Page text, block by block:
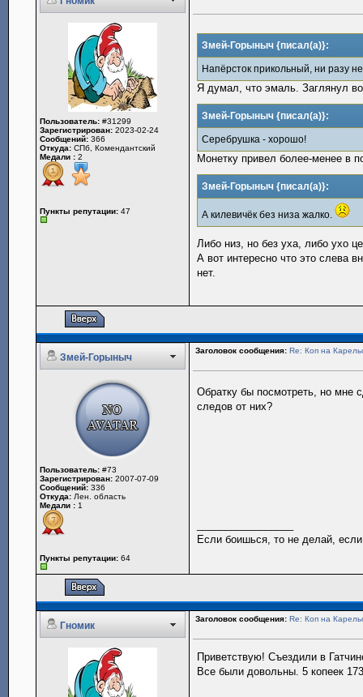
Пользователь: #31299
Зарегистрирован: 2023-02-24
Сообщений: 366
Откуда: СПб, Комендантский
Медали : 2
Пункты репутации: 47
Змей-Горыныч {писал(а)}:
Напёрсток прикольный, ни разу
Я думал, что эмаль. Заглянул
Змей-Горыныч {писал(а)}:
Серебрушка - хорошо!
Монетку привел более-менее в
Змей-Горыныч {писал(а)}:
А килевичёк без низа жалко.
Либо низ, но без уха, либо ухо
А вот интересно что это слева
нет.
Змей-Горыныч
Заголовок сообщения: Re: Коп на
Пользователь: #73
Зарегистрирован: 2007-07-09
Сообщений: 336
Откуда: Лен. область
Медали : 1
Пункты репутации: 64
Обратку бы посмотреть, но мне
следов от них?
Если боишься, то не делай,
Гномик
Заголовок сообщения: Re: Коп на
Приветствую! Съездили в
Все были довольны. 5 копеек